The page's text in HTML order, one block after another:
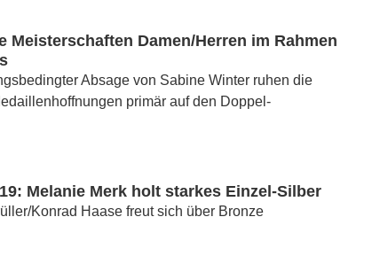
Meisterschaften Damen/Herren im Rahmen
Absage von Sabine Winter ruhen die
primär auf den Doppel-
Melanie Merk holt starkes Einzel-Silber
Konrad Haase freut sich über Bronze